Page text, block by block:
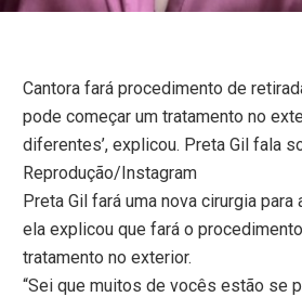
Cantora fará procedimento de
pode começar um tratamento no
diferentes’, explicou. Preta Gil fala
Reprodução/Instagram
Preta Gil fará uma nova cirurgia
ela explicou que fará o
tratamento no exterior.
“Sei que muitos de vocês estão se